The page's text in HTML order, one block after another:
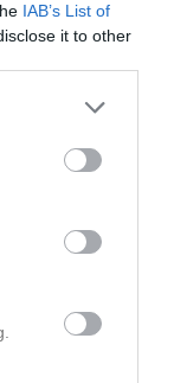
IAB’s List of
it to other
HC – VECKA 32
11 aug, 17:00
14 aug, 17:00
16 aug, 09:00